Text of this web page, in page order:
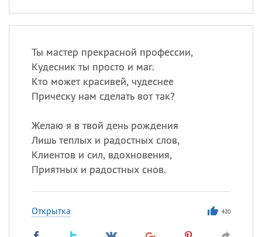
Ты мастер прекрасной профессии,
Кудесник ты просто и маг.
Кто может красивей, чудеснее
Прическу нам сделать вот так?
Желаю я в твой день рождения
Лишь теплых и радостных слов,
Клиентов и сил, вдохновения,
Приятных и радостных снов.
Открытка 420